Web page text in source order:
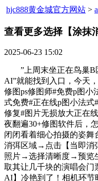
hjc888黄金城官方网站 >
查看更多选择【涂
2025-06-23 15:02
”上周末坐正在鸟巢B
AI”就能找到入口，今天
修图ps修图师#免费p图小
式免费#正在线p图小法式
修复#图片无损放大正在
夜翻遍30+修图软件后，
闭闭看着细心拍摄的姿
消弭区域→点击【当即
照片→选择清晰度→预览
取其让几千块的演唱会门
AI】冷艳到了！相机环节